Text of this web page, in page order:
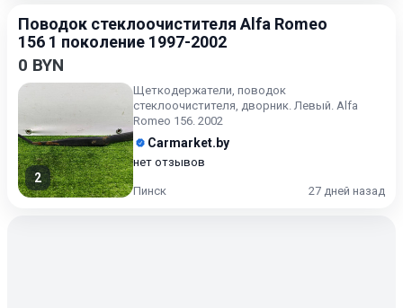
Поводок стеклоочистителя Alfa Romeo
156 1 поколение 1997-2002
0 BYN
2
Щеткодержатели, поводок
стеклоочистителя, дворник. Левый. Alfa
Romeo 156. 2002
Carmarket.by
нет отзывов
Пинск 27 дней назад